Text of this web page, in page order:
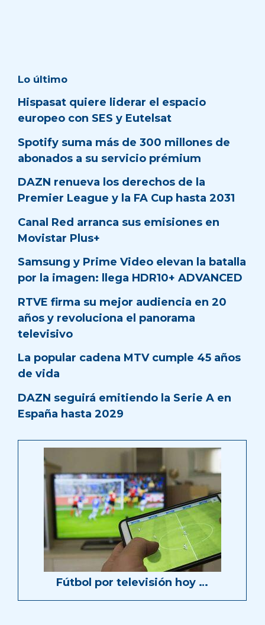
Lo último
Hispasat quiere liderar el espacio
europeo con SES y Eutelsat
Spotify suma más de 300 millones de
abonados a su servicio prémium
DAZN renueva los derechos de la
Premier League y la FA Cup hasta 2031
Canal Red arranca sus emisiones en
Movistar Plus+
Samsung y Prime Video elevan la batalla
por la imagen: llega HDR10+ ADVANCED
RTVE firma su mejor audiencia en 20
años y revoluciona el panorama
televisivo
La popular cadena MTV cumple 45 años
de vida
DAZN seguirá emitiendo la Serie A en
España hasta 2029
Fútbol por televisión hoy …